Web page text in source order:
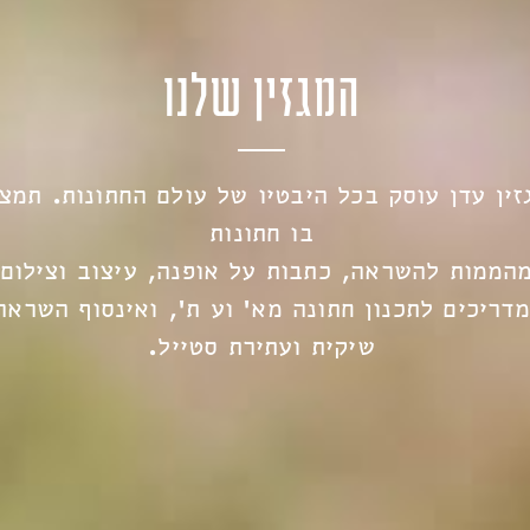
המגזין שלנו
עדן עוסק בכל היבטיו של עולם החתונות.
בו חתונות
להשראה, כתבות על אופנה, עיצוב
מדריכים לתכנון חתונה מא’ וע ת’, ואינסוף
שיקית ועתירת סטייל.